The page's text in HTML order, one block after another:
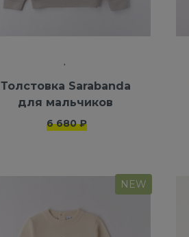
Толстовка Sarabanda
для мальчиков
6 680 ₽
NEW